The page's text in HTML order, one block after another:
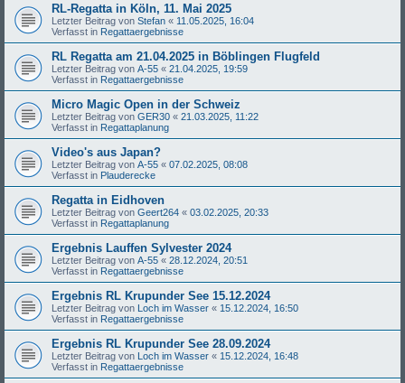
RL-Regatta in Köln, 11. Mai 2025
Letzter Beitrag von Stefan « 11.05.2025, 16:04
Verfasst in Regattaergebnisse
RL Regatta am 21.04.2025 in Böblingen Flugfeld
Letzter Beitrag von A-55 « 21.04.2025, 19:59
Verfasst in Regattaergebnisse
Micro Magic Open in der Schweiz
Letzter Beitrag von GER30 « 21.03.2025, 11:22
Verfasst in Regattaplanung
Video's aus Japan?
Letzter Beitrag von A-55 « 07.02.2025, 08:08
Verfasst in Plauderecke
Regatta in Eidhoven
Letzter Beitrag von Geert264 « 03.02.2025, 20:33
Verfasst in Regattaplanung
Ergebnis Lauffen Sylvester 2024
Letzter Beitrag von A-55 « 28.12.2024, 20:51
Verfasst in Regattaergebnisse
Ergebnis RL Krupunder See 15.12.2024
Letzter Beitrag von Loch im Wasser « 15.12.2024, 16:50
Verfasst in Regattaergebnisse
Ergebnis RL Krupunder See 28.09.2024
Letzter Beitrag von Loch im Wasser « 15.12.2024, 16:48
Verfasst in Regattaergebnisse